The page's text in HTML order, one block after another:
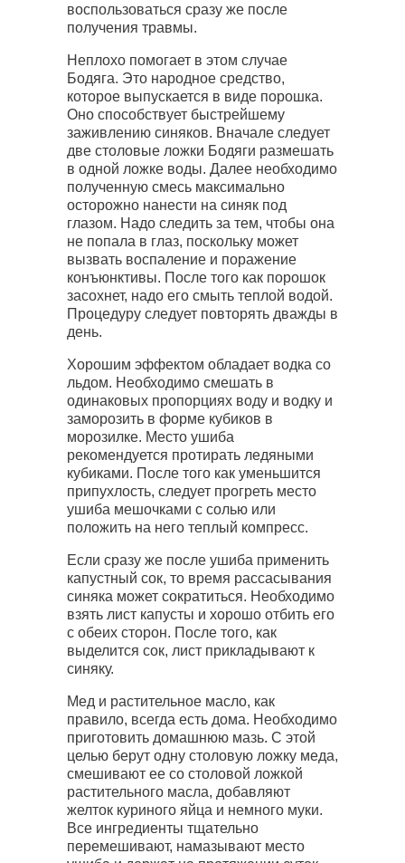
воспользоваться сразу же после
получения травмы.
Неплохо помогает в этом случае
Бодяга. Это народное средство,
которое выпускается в виде порошка.
Оно способствует быстрейшему
заживлению синяков. Вначале следует
две столовые ложки Бодяги размешать
в одной ложке воды. Далее необходимо
полученную смесь максимально
осторожно нанести на синяк под
глазом. Надо следить за тем, чтобы она
не попала в глаз, поскольку может
вызвать воспаление и поражение
конъюнктивы. После того как порошок
засохнет, надо его смыть теплой водой.
Процедуру следует повторять дважды в
день.
Хорошим эффектом обладает водка со
льдом. Необходимо смешать в
одинаковых пропорциях воду и водку и
заморозить в форме кубиков в
морозилке. Место ушиба
рекомендуется протирать ледяными
кубиками. После того как уменьшится
припухлость, следует прогреть место
ушиба мешочками с солью или
положить на него теплый компресс.
Если сразу же после ушиба применить
капустный сок, то время рассасывания
синяка может сократиться. Необходимо
взять лист капусты и хорошо отбить его
с обеих сторон. После того, как
выделится сок, лист прикладывают к
синяку.
Мед и растительное масло, как
правило, всегда есть дома. Необходимо
приготовить домашнюю мазь. С этой
целью берут одну столовую ложку меда,
смешивают ее со столовой ложкой
растительного масла, добавляют
желток куриного яйца и немного муки.
Все ингредиенты тщательно
перемешивают, намазывают место